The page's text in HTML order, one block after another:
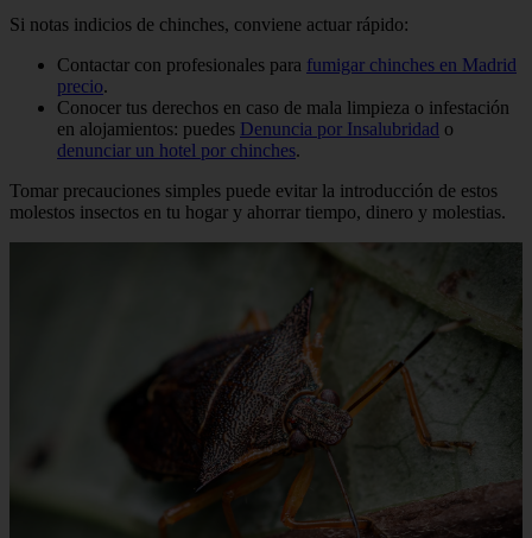
Si notas indicios de chinches, conviene actuar rápido:
Contactar con profesionales para fumigar chinches en Madrid
precio.
Conocer tus derechos en caso de mala limpieza o infestación
en alojamientos: puedes Denuncia por Insalubridad o
denunciar un hotel por chinches.
Tomar precauciones simples puede evitar la introducción de estos
molestos insectos en tu hogar y ahorrar tiempo, dinero y molestias.